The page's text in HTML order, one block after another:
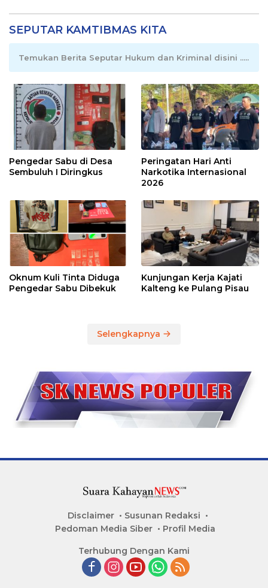
SEPUTAR KAMTIBMAS KITA
Temukan Berita Seputar Hukum dan Kriminal disini .....
Pengedar Sabu di Desa
Sembuluh I Diringkus
Peringatan Hari Anti
Narkotika Internasional
2026
Oknum Kuli Tinta Diduga
Pengedar Sabu Dibekuk
Kunjungan Kerja Kajati
Kalteng ke Pulang Pisau
Selengkapnya
Disclaimer
Susunan Redaksi
Pedoman Media Siber
Profil Media
Terhubung Dengan Kami